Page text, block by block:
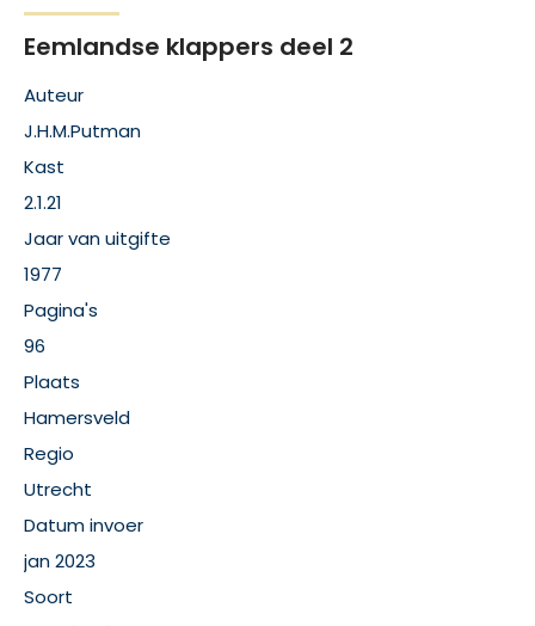
Eemlandse klappers deel 2
Auteur
J.H.M.Putman
Kast
2.1.21
Jaar van uitgifte
1977
Pagina's
96
Plaats
Hamersveld
Regio
Utrecht
Datum invoer
jan 2023
Soort